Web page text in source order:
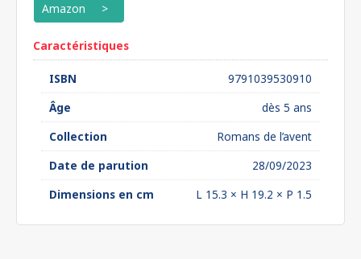
Amazon
Caractéristiques
ISBN
9791039530910
Âge
dès 5 ans
Collection
Romans de l’avent
Date de parution
28/09/2023
Dimensions en cm
L 15.3 × H 19.2 × P 1.5